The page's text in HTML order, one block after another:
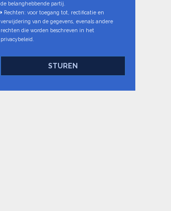
de belanghebbende partij.
Rechten: voor toegang tot, rectificatie en
verwijdering van de gegevens, evenals andere
rechten die worden beschreven in het
privacybeleid.
STUREN